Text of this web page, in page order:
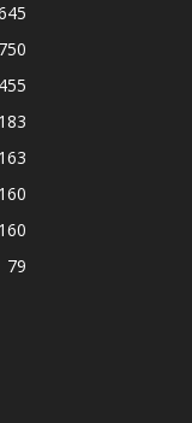
750
455
183
163
160
160
79